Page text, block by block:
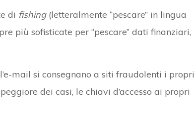
di fishing(letteralmente “pescare” in lingua
più sofisticate per “pescare” dati finanziari,
mail si consegnano a siti fraudolenti i propri
dei casi, le chiavi d’accesso ai propri